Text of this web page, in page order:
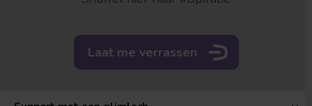
Laat me verrassen